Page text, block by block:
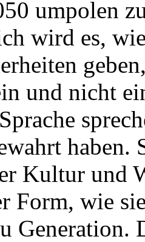
umpolen
wird es,
und nicht
haben.
Kultur und
Form, wie